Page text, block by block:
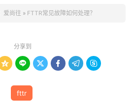
爱尚往 » FTTR常见故障如何处理？
分享到
     
fttr